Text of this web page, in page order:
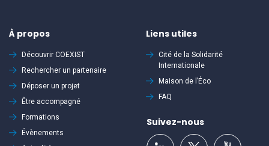
À propos
Découvrir COEXIST
Rechercher un partenaire
Déposer un projet
Être accompagné
Formations
Évènements
Liens utiles
Cité de la Solidarité
Internationale
Maison de l’Éco
FAQ
Suivez-nous